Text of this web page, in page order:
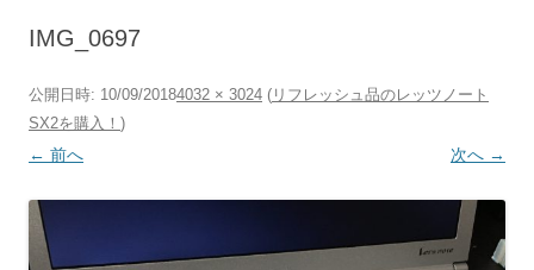
IMG_0697
公開日時: 10/09/20184032 × 3024 ( リフレッシュ品のレッツノート
SX2を購入！ )
← 前へ 次へ →